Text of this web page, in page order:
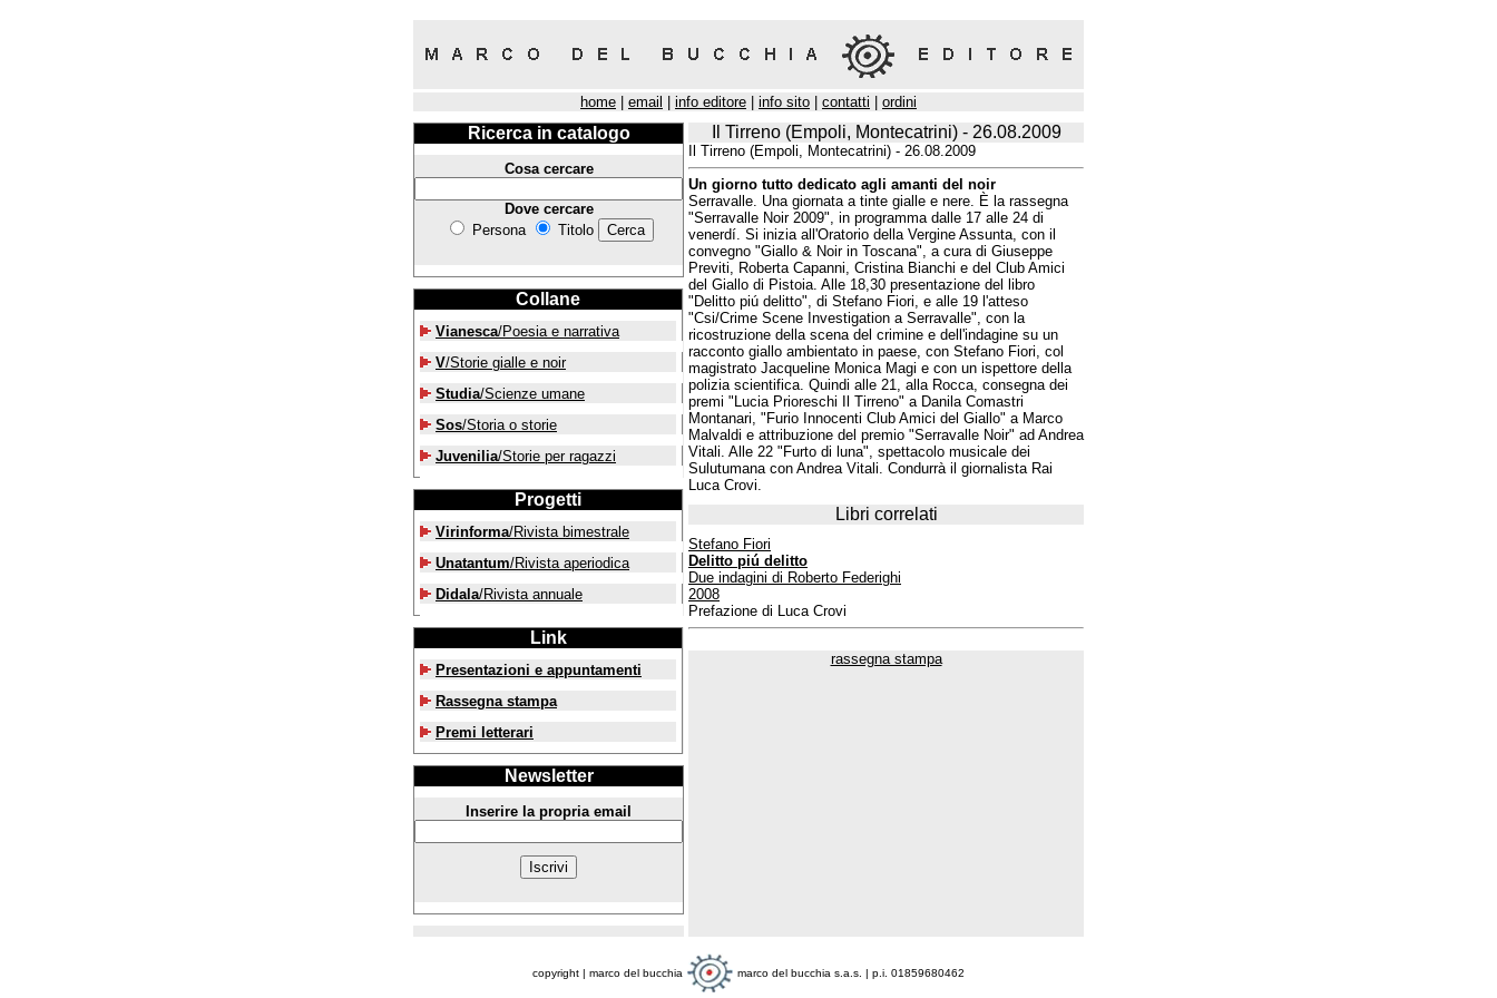
home email info editore info sito contatti ordini
Ricerca in catalogo
Cosa cercare
Dove cercare
Persona
Titolo
Collane
Vianesca/Poesia e narrativa
V/Storie gialle e noir
Studia/Scienze umane
Sos/Storia o storie
Juvenilia/Storie per ragazzi
Progetti
Virinforma/Rivista bimestrale
Unatantum/Rivista aperiodica
Didala/Rivista annuale
Link
Presentazioni e appuntamenti
Rassegna stampa
Premi letterari
Newsletter
Inserire la propria email
Il Tirreno (Empoli, Montecatrini) - 26.08.2009
Il Tirreno (Empoli, Montecatrini) - 26.08.2009
Un giorno tutto dedicato agli amanti del noir
Serravalle. Una giornata a tinte gialle e nere. È la rassegna
"Serravalle Noir 2009", in programma dalle 17 alle 24 di
venerdí. Si inizia all'Oratorio della Vergine Assunta, con il
convegno "Giallo & Noir in Toscana", a cura di Giuseppe
Previti, Roberta Capanni, Cristina Bianchi e del Club Amici
del Giallo di Pistoia. Alle 18,30 presentazione del libro
"Delitto piú delitto", di Stefano Fiori, e alle 19 l'atteso
"Csi/Crime Scene Investigation a Serravalle", con la
ricostruzione della scena del crimine e dell'indagine su un
racconto giallo ambientato in paese, con Stefano Fiori, col
magistrato Jacqueline Monica Magi e con un ispettore della
polizia scientifica. Quindi alle 21, alla Rocca, consegna dei
premi "Lucia Prioreschi Il Tirreno" a Danila Comastri
Montanari, "Furio Innocenti Club Amici del Giallo" a Marco
Malvaldi e attribuzione del premio "Serravalle Noir" ad Andrea
Vitali. Alle 22 "Furto di luna", spettacolo musicale dei
Sulutumana con Andrea Vitali. Condurrà il giornalista Rai
Luca Crovi.
Libri correlati
Stefano Fiori
Delitto piú delitto
Due indagini di Roberto Federighi
2008
Prefazione di Luca Crovi
rassegna stampa
copyright | marco del bucchia marco del bucchia s.a.s. | p.i. 01859680462